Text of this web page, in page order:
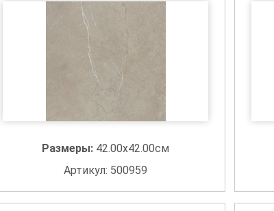
Размеры: 42.00x42.00см
Артикул: 500959